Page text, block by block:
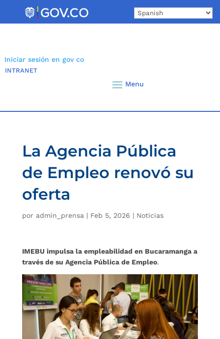
Iniciar sesión en gov co
INTRANET
La Agencia Pública
de Empleo renovó su
oferta
por admin_prensa | Feb 5, 2026 | Noticias
IMEBU impulsa la empleabilidad en Bucaramanga a
través de su Agencia Pública de Empleo.